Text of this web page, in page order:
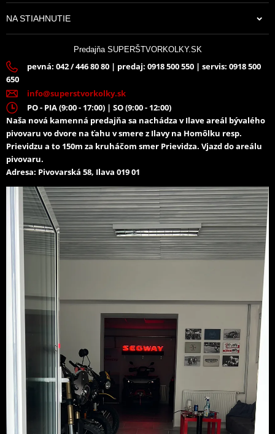
NA STIAHNUTIE
Predajňa SUPERŠTVORKOLKY.SK
pevná: 042 / 446 80 80 | predaj: 0918 500 550 | servis: 0918 500
650
info@superstvorkolky.sk
PO - PIA (9:00 - 17:00) | SO (9:00 - 12:00)
Naša nová kamenná predajňa sa nachádza v Ilave areál bývalého
pivovaru vo dvore na ťahu v smere z Ilavy na Homôlku resp.
Prievidzu a to 150m za kruháčom smer Prievidza. Vjazd do areálu
pivovaru.
Adresa: Pivovarská 58, Ilava 019 01